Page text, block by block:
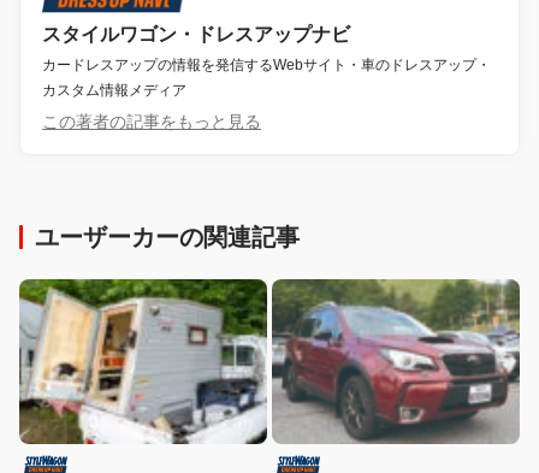
スタイルワゴン・ドレスアップナビ
カードレスアップの情報を発信するWebサイト・車のドレスアップ・
カスタム情報メディア
この著者の記事をもっと見る
ユーザーカーの関連記事